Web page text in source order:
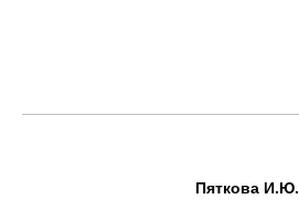
Пяткова И.Ю.